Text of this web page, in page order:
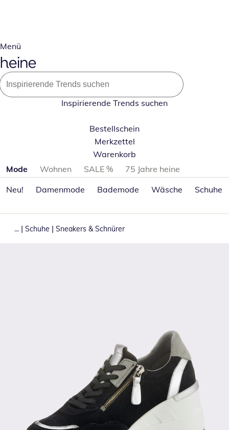
Menü
Inspirierende Trends suchen
Bestellschein
Merkzettel
Warenkorb
Produktkategorien überspringen
Mode Wohnen SALE %
75 Jahre heine
Neu!
Damenmode Bademode Wäsche Schuhe
... | Schuhe | Sneakers & Schnürer